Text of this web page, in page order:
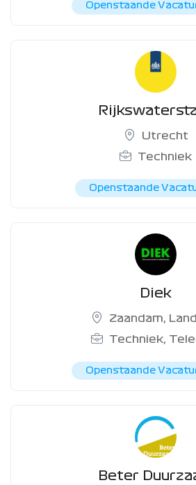
Openstaande
Utrecht
Techniek
Openstaande
Diek
Zaandam,
Techniek,
Openstaande
Beter